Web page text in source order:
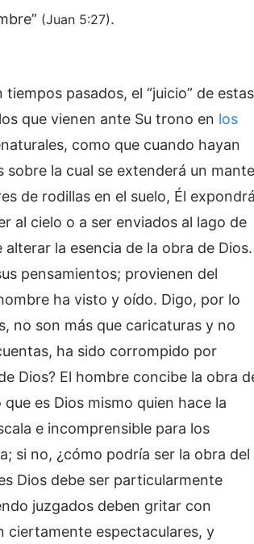
(Juan 5:27).
pasados, el “juicio” de estas
que vienen ante Su trono en los
como que cuando hayan
sobre la cual se extenderá un
de rodillas en el suelo, Él
al cielo o a ser enviados al lago de
la esencia de la obra de Dios.
pensamientos; provienen del
ha visto y oído. Digo, por lo
no son más que caricaturas y no
ha sido corrompido por
Dios? El hombre concibe la obra
es Dios mismo quien hace la
e incomprensible para los
si no, ¿cómo podría ser la obra del
Dios debe ser particularmente
juzgados deben gritar con
ciertamente espectaculares, y